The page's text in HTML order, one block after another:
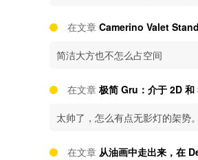
在文章 Camerino Valet
简洁大方也不怎么占空间
在文章 极简 Gru：介于 2D 和
太帅了，怎么有点无影灯的架势。
在文章 从油画中走出来，在